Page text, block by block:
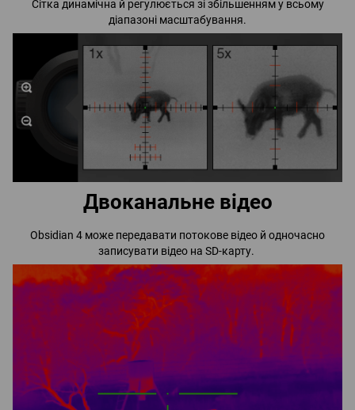
Сітка динамічна й регулюється зі збільшенням у всьому
діапазоні масштабування.
Двоканальне відео
Obsidian 4 може передавати потокове відео й одночасно
записувати відео на SD-карту.